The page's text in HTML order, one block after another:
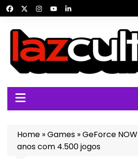
para
conteúdo
Home »Games »GeForce
anos com 4.500 jogos